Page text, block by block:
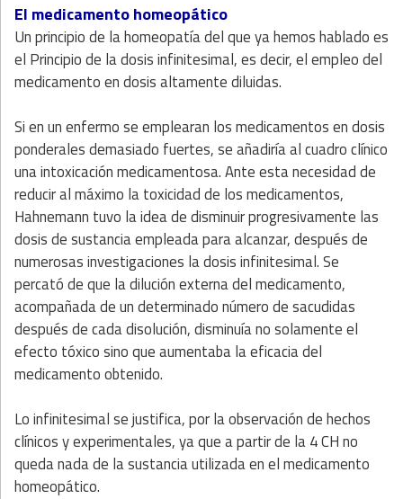
El medicamento homeopático
Un principio de la homeopatía del que ya hemos hablado es
el Principio de la dosis infinitesimal, es decir, el empleo del
medicamento en dosis altamente diluidas.
Si en un enfermo se emplearan los medicamentos en dosis
ponderales demasiado fuertes, se añadiría al cuadro clínico
una intoxicación medicamentosa. Ante esta necesidad de
reducir al máximo la toxicidad de los medicamentos,
Hahnemann tuvo la idea de disminuir progresivamente las
dosis de sustancia empleada para alcanzar, después de
numerosas investigaciones la dosis infinitesimal. Se
percató de que la dilución externa del medicamento,
acompañada de un determinado número de sacudidas
después de cada disolución, disminuía no solamente el
efecto tóxico sino que aumentaba la eficacia del
medicamento obtenido.
Lo infinitesimal se justifica, por la observación de hechos
clínicos y experimentales, ya que a partir de la 4 CH no
queda nada de la sustancia utilizada en el medicamento
homeopático.